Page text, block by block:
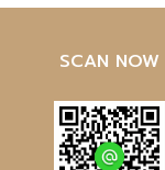
SCAN NOW